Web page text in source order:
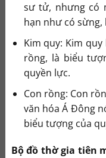
sư tử, nhưng có
hạn như có sừng,
Kim quy: Kim
rồng, là biểu
quyền lực.
Con rồng: Con
văn hóa Á Đông
biểu tượng của
Bộ đồ thờ gia tiên